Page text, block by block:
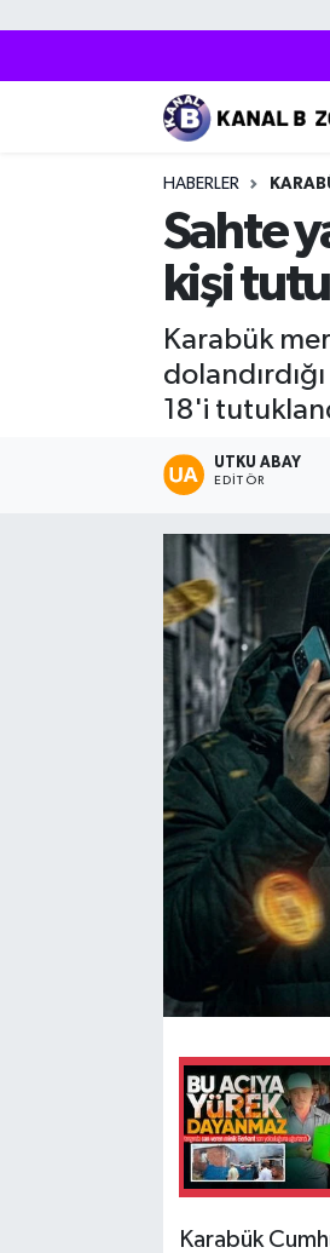
HABERLER
Sahte
kişi
Karabük
18'i
UTKU ABAY
EDITÖR
Karabük
Gökçebey
Zonguldak Nöbetçi
Zonguldak Trafik Yoğunluk
Puan Durumu ve Fikstür
Tüm Manşetler
Son Dakika Haberleri
Haber Arşivi